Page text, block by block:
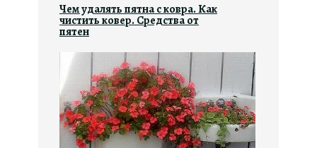
Чем удалять пятна с ковра. Как
чистить ковер. Средства от
пятен